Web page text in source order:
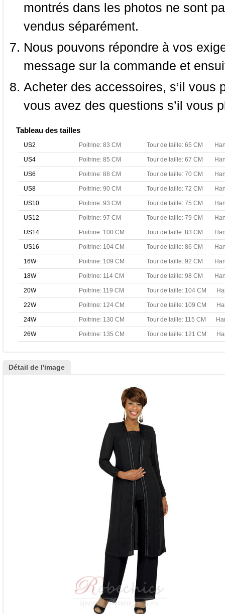
montrés dans les photos ne sont
vendus séparément.
Nous pouvons répondre à vos
message sur la commande et
Acheter des accessoires, s’il
vous avez des questions s’il vous
Tableau des tailles
US2 Poitrine: 83 CM Tour de taille: 65 CM
US4 Poitrine: 85 CM Tour de taille: 67 CM
US6 Poitrine: 88 CM Tour de taille: 70 CM
US8 Poitrine: 90 CM Tour de taille: 72 CM
US10 Poitrine: 93 CM Tour de taille: 75 CM
US12 Poitrine: 97 CM Tour de taille: 79 CM
US14 Poitrine: 100 CM Tour de taille: 83 CM
US16 Poitrine: 104 CM Tour de taille: 86 CM
16W Poitrine: 109 CM Tour de taille: 92 CM
18W Poitrine: 114 CM Tour de taille: 98 CM
20W Poitrine: 119 CM Tour de taille: 104 CM
22W Poitrine: 124 CM Tour de taille: 109 CM
24W Poitrine: 130 CM Tour de taille: 115 CM
26W Poitrine: 135 CM Tour de taille: 121 CM
Détail de l'image